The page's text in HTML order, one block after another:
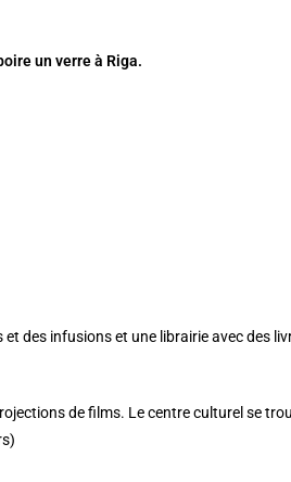
un verre à Riga.
et des infusions et une librairie avec des
de films. Le centre culturel se